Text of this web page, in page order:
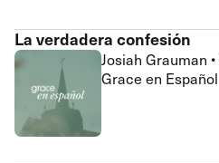
La verdadera confesión
Josiah Grauman •
Grace en Español